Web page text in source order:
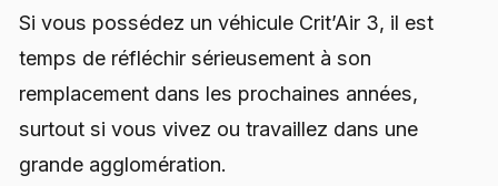
Si vous possédez un véhicule Crit’Air 3, il est
temps de réfléchir sérieusement à son
remplacement dans les prochaines années,
surtout si vous vivez ou travaillez dans une
grande agglomération.